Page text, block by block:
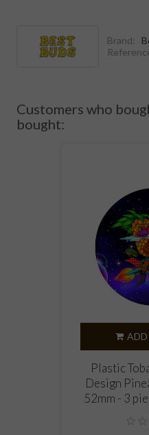
Brand:
Customers who
bought:
Plastic
Design
52mm - 3